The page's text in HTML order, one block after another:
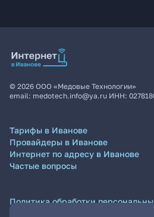
© 2026 ООО «Медовые Технологии»
email: medotech.info@ya.ru ИНН:
Тарифы в Иванове
Провайдеры в Иванове
Интернет по адресу в Иванове
Частые вопросы
Политика обработки